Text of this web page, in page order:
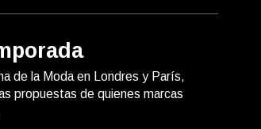
de la Moda en Londres y París,
propuestas de quienes marcas